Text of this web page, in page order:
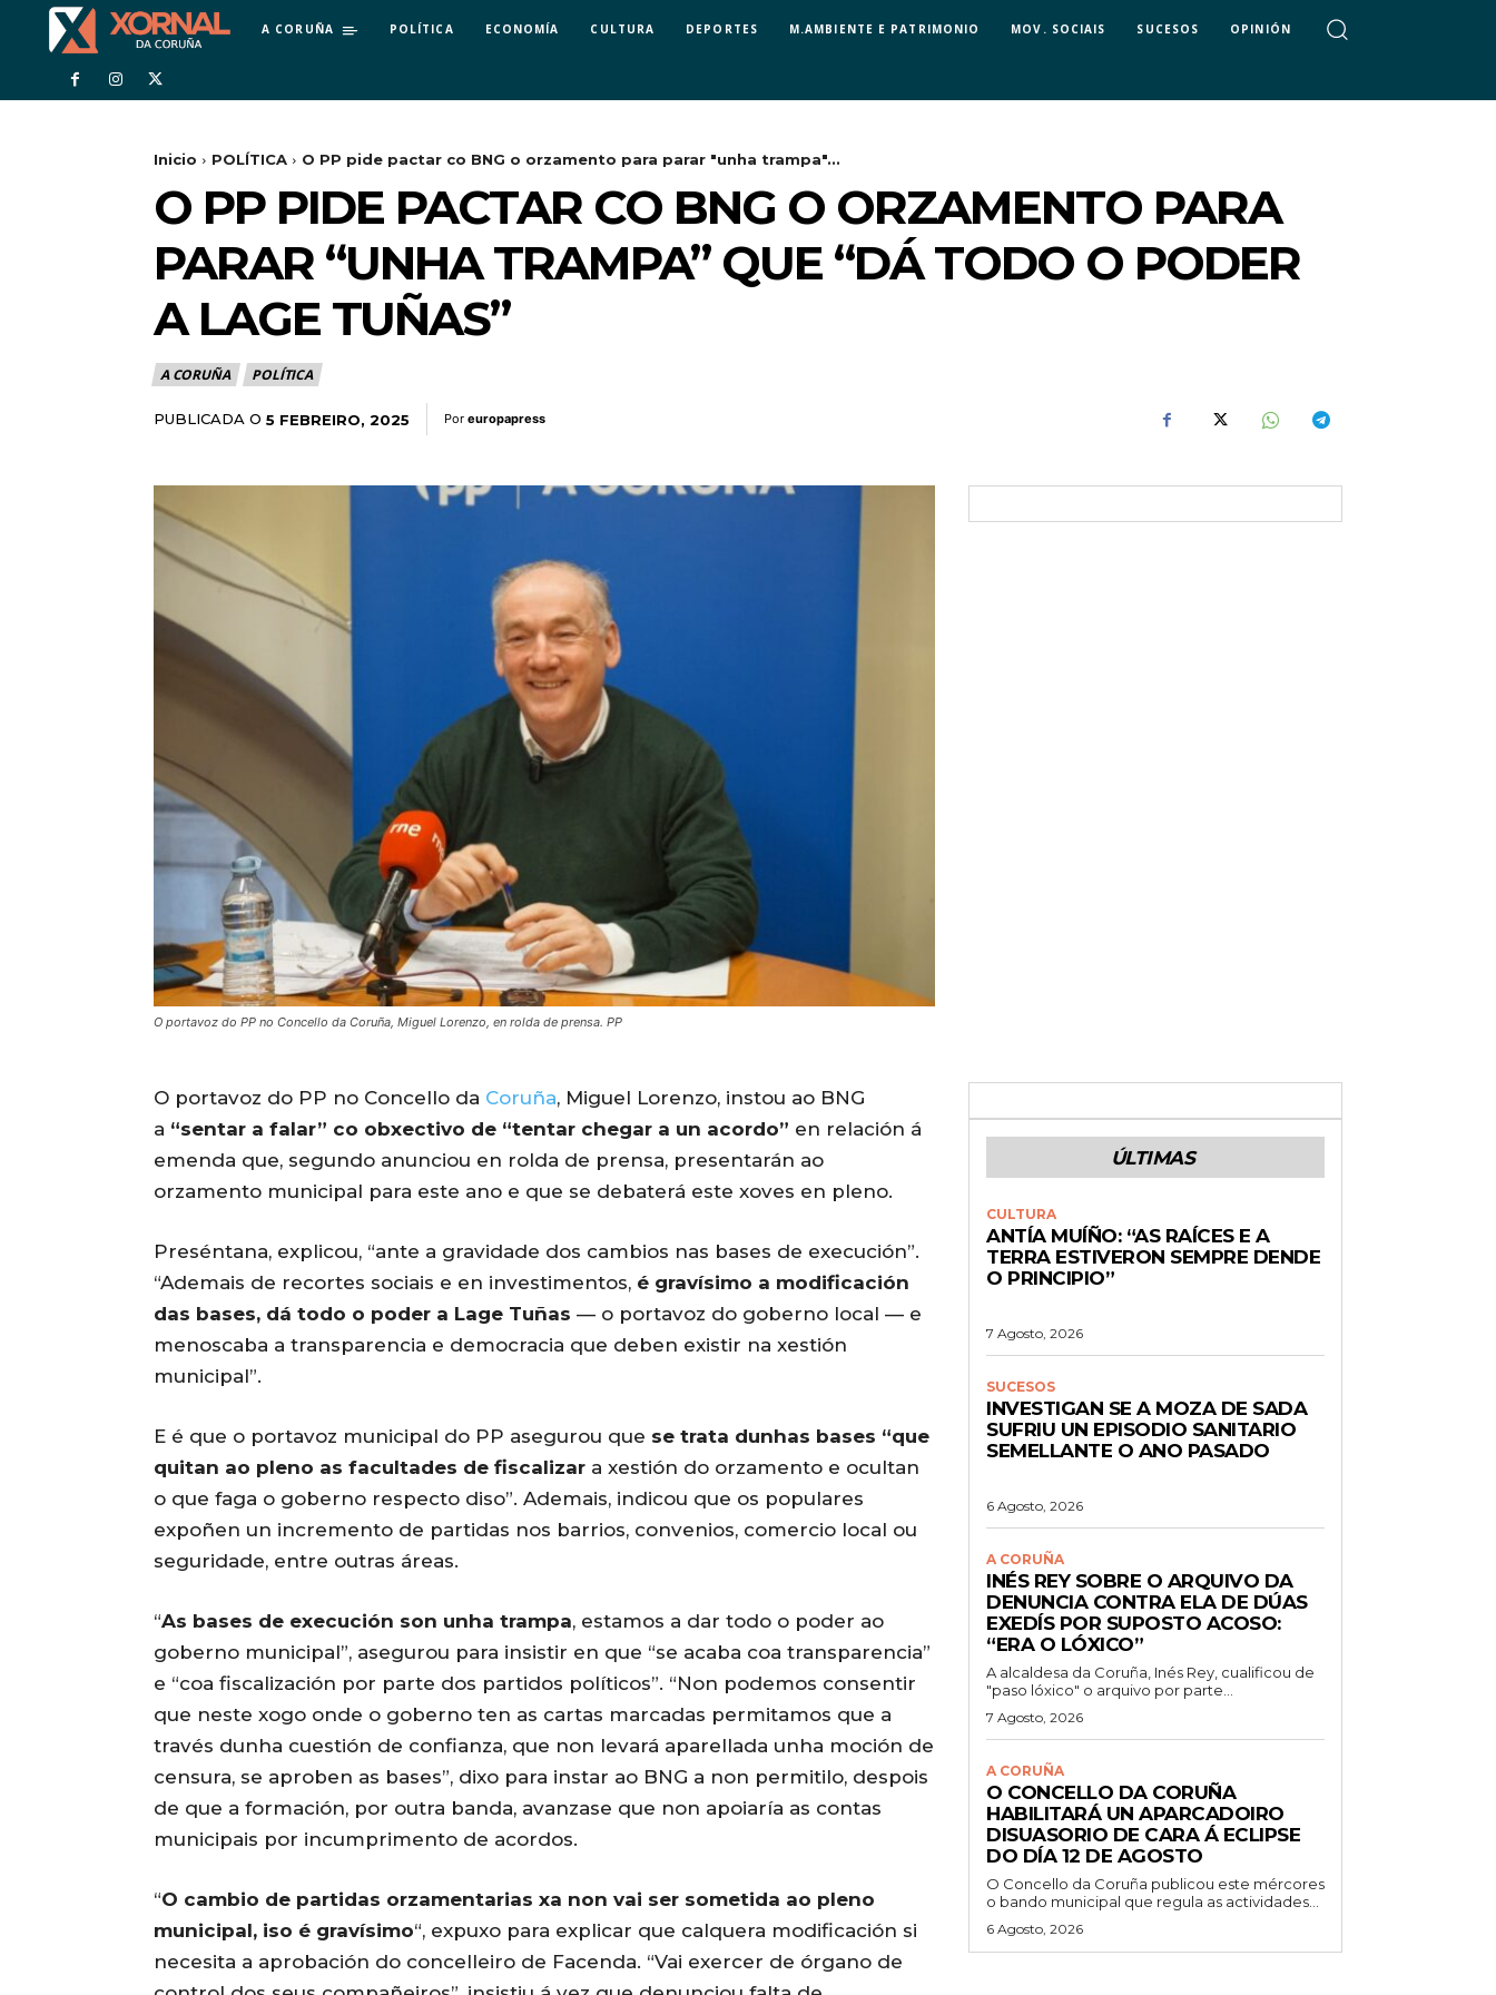
A CORUÑA POLÍTICA ECONOMÍA CULTURA DEPORTES M.AMBIENTE E PATRIMONIO MOV. SOCIAIS SUCESOS OPINIÓN
Inicio POLÍTICA O PP pide pactar co BNG o orzamento para parar "unha trampa"...
O PP PIDE PACTAR CO BNG O ORZAMENTO PARA
PARAR “UNHA TRAMPA” QUE “DÁ TODO O PODER
A LAGE TUÑAS”
A CORUÑA POLÍTICA
PUBLICADA O 5 FEBREIRO, 2025 Por europapress
O portavoz do PP no Concello da Coruña, Miguel Lorenzo, en rolda de prensa. PP
O portavoz do PP no Concello da Coruña, Miguel Lorenzo, instou ao BNG
a “sentar a falar” co obxectivo de “tentar chegar a un acordo” en relación á
emenda que, segundo anunciou en rolda de prensa, presentarán ao
orzamento municipal para este ano e que se debaterá este xoves en pleno.
Preséntana, explicou, “ante a gravidade dos cambios nas bases de execución”.
“Ademais de recortes sociais e en investimentos, é gravísimo a modificación
das bases, dá todo o poder a Lage Tuñas — o portavoz do goberno local — e
menoscaba a transparencia e democracia que deben existir na xestión
municipal”.
E é que o portavoz municipal do PP asegurou que se trata dunhas bases “que
quitan ao pleno as facultades de fiscalizar a xestión do orzamento e ocultan
o que faga o goberno respecto diso”. Ademais, indicou que os populares
expoñen un incremento de partidas nos barrios, convenios, comercio local ou
seguridade, entre outras áreas.
“As bases de execución son unha trampa, estamos a dar todo o poder ao
goberno municipal”, asegurou para insistir en que “se acaba coa transparencia”
e “coa fiscalización por parte dos partidos políticos”. “Non podemos consentir
que neste xogo onde o goberno ten as cartas marcadas permitamos que a
través dunha cuestión de confianza, que non levará aparellada unha moción de
censura, se aproben as bases”, dixo para instar ao BNG a non permitilo, despois
de que a formación, por outra banda, avanzase que non apoiaría as contas
municipais por incumprimento de acordos.
“O cambio de partidas orzamentarias xa non vai ser sometida ao pleno
municipal, iso é gravísimo“, expuxo para explicar que calquera modificación si
necesita a aprobación do concelleiro de Facenda. “Vai exercer de órgano de
ÚLTIMAS
CULTURA
ANTÍA MUÍÑO: “AS RAÍCES E A
TERRA ESTIVERON SEMPRE DENDE
O PRINCIPIO”
7 Agosto, 2026
SUCESOS
INVESTIGAN SE A MOZA DE SADA
SUFRIU UN EPISODIO SANITARIO
SEMELLANTE O ANO PASADO
6 Agosto, 2026
A CORUÑA
INÉS REY SOBRE O ARQUIVO DA
DENUNCIA CONTRA ELA DE DÚAS
EXEDÍS POR SUPOSTO ACOSO:
“ERA O LÓXICO”
A alcaldesa da Coruña, Inés Rey, cualificou de
"paso lóxico" o arquivo por parte...
7 Agosto, 2026
A CORUÑA
O CONCELLO DA CORUÑA
HABILITARÁ UN APARCADOIRO
DISUASORIO DE CARA Á ECLIPSE
DO DÍA 12 DE AGOSTO
O Concello da Coruña publicou este mércores
o bando municipal que regula as actividades...
6 Agosto, 2026